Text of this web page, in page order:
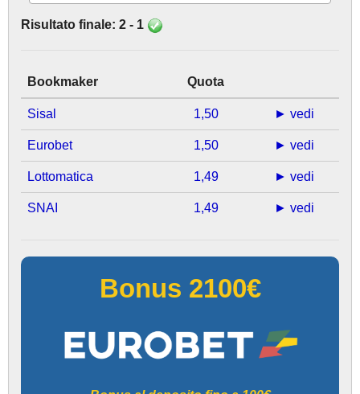
Risultato finale: 2 - 1
Bookmaker Quota
Sisal 1,50 ► vedi
Eurobet 1,50 ► vedi
Lottomatica 1,49 ► vedi
SNAI 1,49 ► vedi
Bonus 2100€